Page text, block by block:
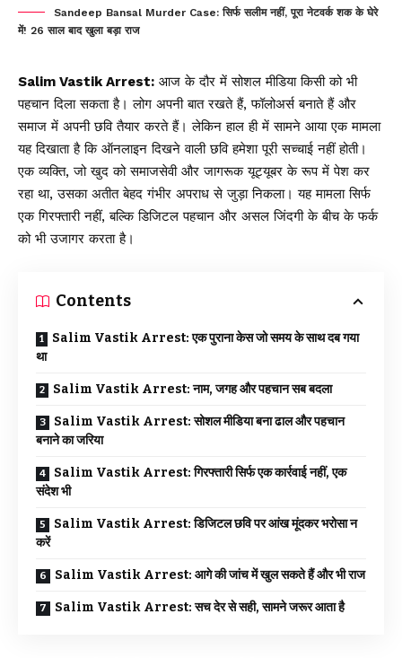
Sandeep Bansal Murder Case: सिर्फ सलीम नहीं, पूरा नेटवर्क शक के घेरे
में! 26 साल बाद खुला बड़ा राज
Salim Vastik Arrest: आज के दौर में सोशल मीडिया किसी को भी
पहचान दिला सकता है। लोग अपनी बात रखते हैं, फॉलोअर्स बनाते हैं और
समाज में अपनी छवि तैयार करते हैं। लेकिन हाल ही में सामने आया एक मामला
यह दिखाता है कि ऑनलाइन दिखने वाली छवि हमेशा पूरी सच्चाई नहीं होती।
एक व्यक्ति, जो खुद को समाजसेवी और जागरूक यूट्यूबर के रूप में पेश कर
रहा था, उसका अतीत बेहद गंभीर अपराध से जुड़ा निकला। यह मामला सिर्फ
एक गिरफ्तारी नहीं, बल्कि डिजिटल पहचान और असल जिंदगी के बीच के फर्क
को भी उजागर करता है।
Contents
Salim Vastik Arrest: एक पुराना केस जो समय के साथ दब गया
था
Salim Vastik Arrest: नाम, जगह और पहचान सब बदला
Salim Vastik Arrest: सोशल मीडिया बना ढाल और पहचान
बनाने का जरिया
Salim Vastik Arrest: गिरफ्तारी सिर्फ एक कार्रवाई नहीं, एक
संदेश भी
Salim Vastik Arrest: डिजिटल छवि पर आंख मूंदकर भरोसा न
करें
Salim Vastik Arrest: आगे की जांच में खुल सकते हैं और भी राज
Salim Vastik Arrest: सच देर से सही, सामने जरूर आता है